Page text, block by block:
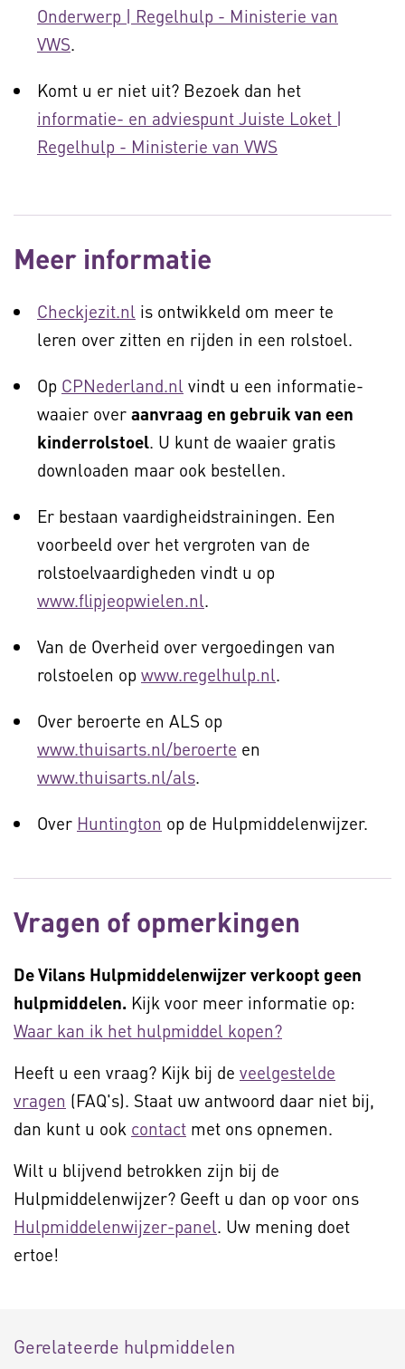
Onderwerp | Regelhulp - Ministerie van
VWS.
Komt u er niet uit? Bezoek dan het
informatie- en adviespunt Juiste Loket |
Regelhulp - Ministerie van VWS
Meer informatie
Checkjezit.nl is ontwikkeld om meer te
leren over zitten en rijden in een rolstoel.
Op CPNederland.nl vindt u een informatie-
waaier over aanvraag en gebruik van een
kinderrolstoel. U kunt de waaier gratis
downloaden maar ook bestellen.
Er bestaan vaardigheidstrainingen. Een
voorbeeld over het vergroten van de
rolstoelvaardigheden vindt u op
www.flipjeopwielen.nl.
Van de Overheid over vergoedingen van
rolstoelen op www.regelhulp.nl.
Over beroerte en ALS op
www.thuisarts.nl/beroerte en
www.thuisarts.nl/als.
Over Huntington op de Hulpmiddelenwijzer.
Vragen of opmerkingen
De Vilans Hulpmiddelenwijzer verkoopt geen
hulpmiddelen. Kijk voor meer informatie op:
Waar kan ik het hulpmiddel kopen?
Heeft u een vraag? Kijk bij de veelgestelde
vragen (FAQ's). Staat uw antwoord daar niet bij,
dan kunt u ook contact met ons opnemen.
Wilt u blijvend betrokken zijn bij de
Hulpmiddelenwijzer? Geeft u dan op voor ons
Hulpmiddelenwijzer-panel. Uw mening doet
ertoe!
Gerelateerde hulpmiddelen